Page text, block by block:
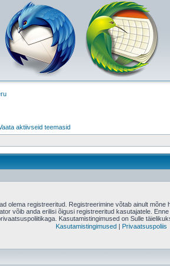
aktiivseid teemasid
olema registreeritud. Registreerimine võtab ainult mõne
võib anda erilisi õigusi registreeritud kasutajatele.
Kasutamistingimused on Sulle
Kasutamistingimused| Privaatsuspoliis